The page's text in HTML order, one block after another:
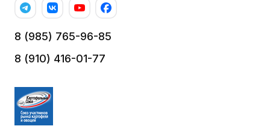
8 (985) 765-96-85
8 (910) 416-01-77